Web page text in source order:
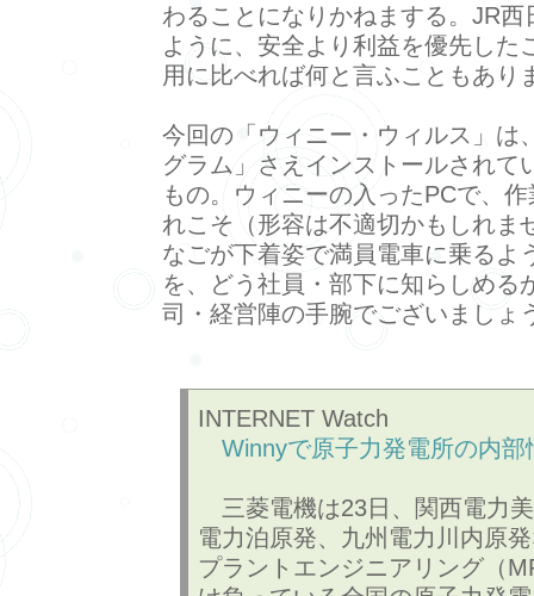
わることになりかねまする。JR西
ように、安全より利益を優先した
用に比べれば何と言ふこともあり
今回の「ウィニー・ウィルス」は
グラム」さえインストールされて
もの。ウィニーの入ったPCで、
れこそ（形容は不適切かもしれま
なごが下着姿で満員電車に乗るよ
を、どう社員・部下に知らしめる
司・経営陣の手腕でございましょ
INTERNET Watch
Winnyで原子力発電所の内部
三菱電機は23日、関西電力
電力泊原発、九州電力川内原
プラントエンジニアリング（